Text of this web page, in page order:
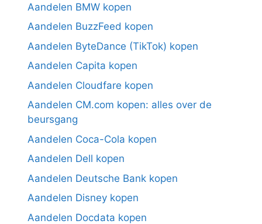
Aandelen BMW kopen
Aandelen BuzzFeed kopen
Aandelen ByteDance (TikTok) kopen
Aandelen Capita kopen
Aandelen Cloudfare kopen
Aandelen CM.com kopen: alles over de
beursgang
Aandelen Coca-Cola kopen
Aandelen Dell kopen
Aandelen Deutsche Bank kopen
Aandelen Disney kopen
Aandelen Docdata kopen